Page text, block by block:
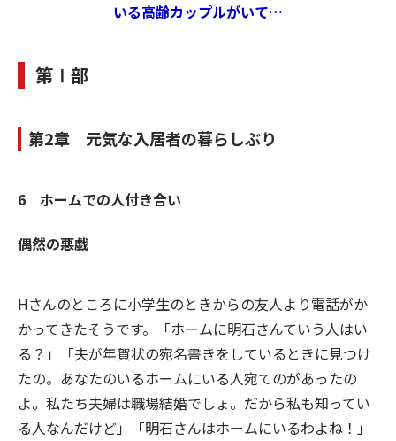
いる高齢カップルがいて…
第Ⅰ部
第2章 元気な入居者の暮らしぶり
6 ホームでの人付き合い
偶然の悪戯
Hさんのところに小学生のときからの友人より電話がか
かってきたそうです。「ホームに明石さんていう人はい
る？」「夫が年賀状の宛名書きをしているときに見つけ
たの。あなたのいるホームにいる人宛てのがあったの
よ。私たち夫婦は職場結婚でしょ。だから私も知ってい
る人なんだけど」「明石さんはホームにいるわよね！」